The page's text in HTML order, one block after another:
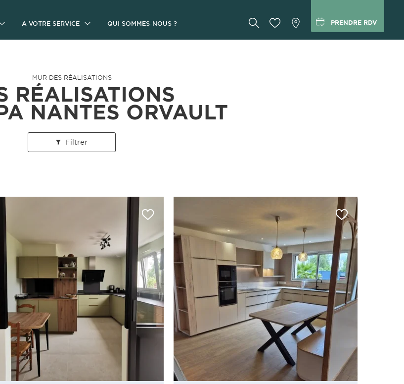
A VOTRE SERVICE QUI SOMMES-NOUS ? PRENDRE RDV
MUR DES RÉALISATIONS
RÉALISATIONS
NANTES ORVAULT
Filtrer